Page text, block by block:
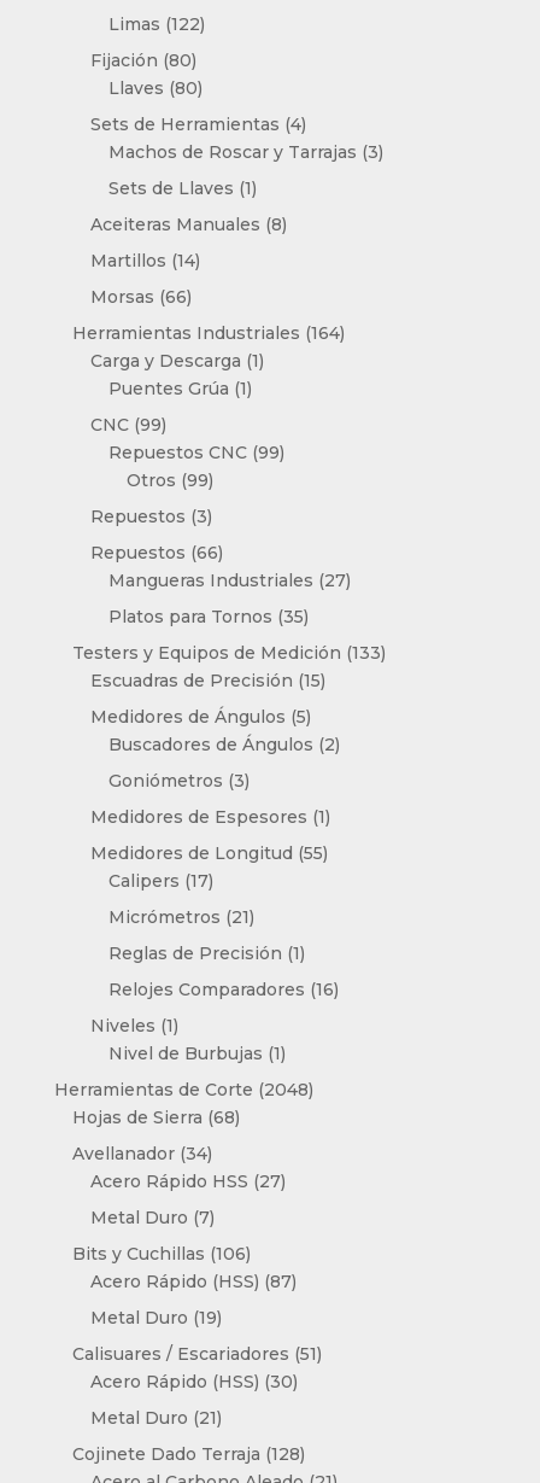
Limas 122122
Fijación 8080
productos
Llaves 8080
productos
Sets de Herramientas 44
productos
Machos de Roscar y Tarrajas 33
Sets de Llaves 11
producto
Aceiteras Manuales 88
Martillos 1414
Morsas 6666
productos
Herramientas Industriales 164164
Carga y Descarga 11
Puentes Grúa 11
CNC 9999
productos
Repuestos CNC 9999
Otros 9999
productos
Repuestos 33
productos
Repuestos 6666
productos
Mangueras Industriales 2727
Platos para Tornos 3535
productos
Testers y Equipos de Medición 133133
Escuadras de Precisión 1515
Medidores de Ángulos 55
productos
Buscadores de Ángulos 22
Goniómetros 33
productos
Medidores de Espesores 11
producto
Medidores de Longitud 5555
Calipers 1717
productos
Micrómetros 2121
productos
Reglas de Precisión 11
producto
Relojes Comparadores 1616
Niveles 11
producto
Nivel de Burbujas 11
producto
Herramientas de Corte 20482048
Hojas de Sierra 6868
Avellanador 3434
productos
Acero Rápido HSS 2727
Metal Duro 77
productos
Bits y Cuchillas 106106
productos
Acero Rápido (HSS) 8787
Metal Duro 1919
productos
Calisuares / Escariadores 5151
Acero Rápido (HSS) 3030
Metal Duro 2121
productos
Cojinete Dado Terraja 128128